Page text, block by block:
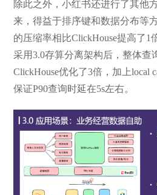
除此之外，小红书还进行了其他
来，得益于排序键和数据分布等
的压缩率相比ClickHouse提高了1
采用3.0存算分离架构后，整体查
ClickHouse优化了3倍，加上local
保证P90查询时延在5s左右。